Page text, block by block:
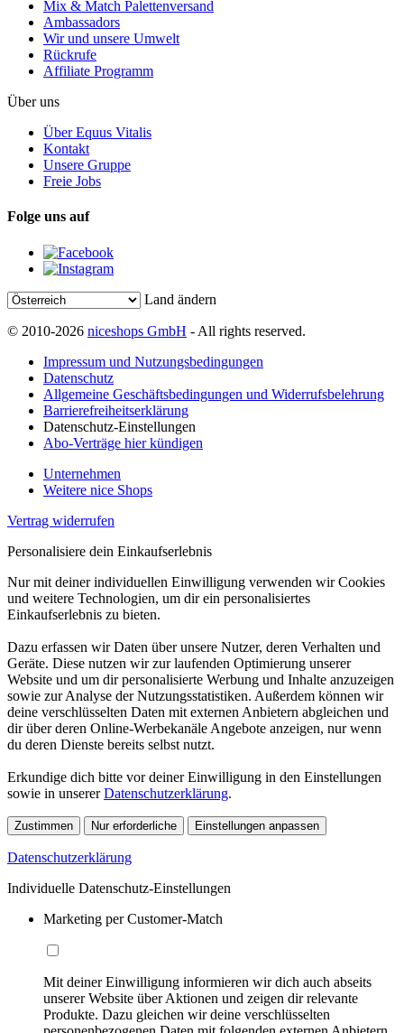
Mix & Match Palettenversand
Ambassadors
Wir und unsere Umwelt
Rückrufe
Affiliate Programm
Über uns
Über Equus Vitalis
Kontakt
Unsere Gruppe
Freie Jobs
Folge uns auf
Land ändern
© 2010-2026 niceshops GmbH - All rights reserved.
Impressum und Nutzungsbedingungen
Datenschutz
Allgemeine Geschäftsbedingungen und Widerrufsbelehrung
Barrierefreiheitserklärung
Datenschutz-Einstellungen
Abo-Verträge hier kündigen
Unternehmen
Weitere nice Shops
Vertrag widerrufen
Personalisiere dein Einkaufserlebnis
Nur mit deiner individuellen Einwilligung verwenden wir Cookies
und weitere Technologien, um dir ein personalisiertes
Einkaufserlebnis zu bieten.
Dazu erfassen wir Daten über unsere Nutzer, deren Verhalten und
Geräte. Diese nutzen wir zur laufenden Optimierung unserer
Website und um dir personalisierte Werbung und Inhalte anzuzeigen
sowie zur Analyse der Nutzungsstatistiken. Außerdem können wir
deine verschlüsselten Daten mit externen Anbietern abgleichen und
dir über deren Online-Werbekanäle Angebote anzeigen, nur wenn
du deren Dienste bereits selbst nutzt.
Erkundige dich bitte vor deiner Einwilligung in den Einstellungen
sowie in unsererDatenschutzerklärung.
Zustimmen Nur erforderliche Einstellungen anpassen
Datenschutzerklärung
Individuelle Datenschutz-Einstellungen
Marketing per Customer-Match
Mit deiner Einwilligung informieren wir dich auch abseits
unserer Website über Aktionen und zeigen dir relevante
Produkte. Dazu gleichen wir deine verschlüsselten